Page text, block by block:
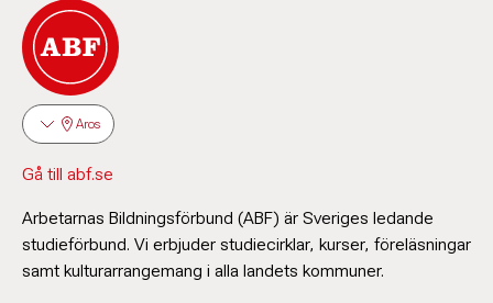
Aros
Gå till abf.se
Arbetarnas Bildningsförbund (ABF) är Sveriges ledande
studieförbund. Vi erbjuder studiecirklar, kurser, föreläsningar
samt kulturarrangemang i alla landets kommuner.